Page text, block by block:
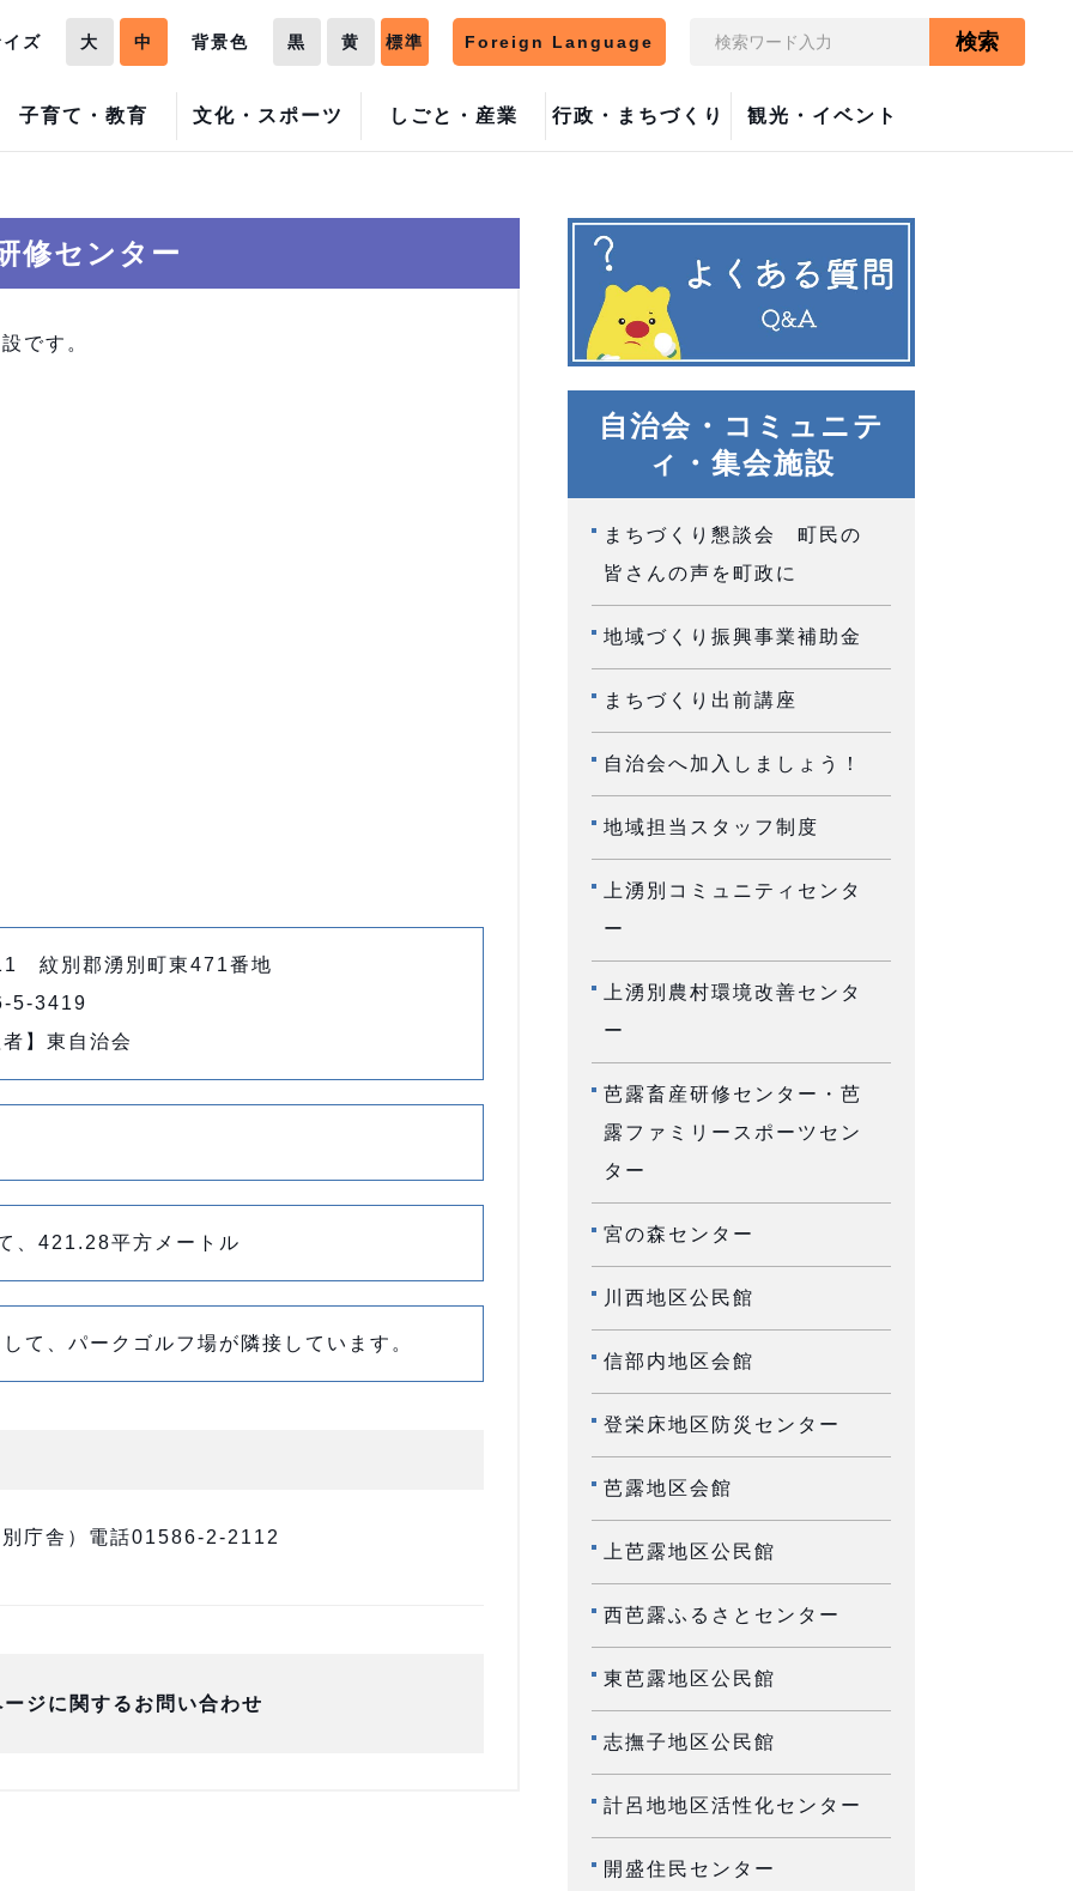
子育て・教育 文化・スポーツ しごと・産業 行政・まちづくり 観光・イベント
ズ 大 中 背景色 黒 黄 標準 Foreign Language 検索
修センター
です。
紋別郡湧別町東471番地
5-3419
】東自治会
、421.28平方メートル
て、パークゴルフ場が隣接しています。
庁舎）電話01586-2-2112
ジに関するお問い合わせ
自治会・コミュニテ
ィ・集会施設
まちづくり懇談会 町民の
皆さんの声を町政に
地域づくり振興事業補助金
まちづくり出前講座
自治会へ加入しましょう！
地域担当スタッフ制度
上湧別コミュニティセンタ
ー
上湧別農村環境改善センタ
ー
芭露畜産研修センター・芭
露ファミリースポーツセン
ター
宮の森センター
川西地区公民館
信部内地区会館
登栄床地区防災センター
芭露地区会館
上芭露地区公民館
西芭露ふるさとセンター
東芭露地区公民館
志撫子地区公民館
計呂地地区活性化センター
開盛住民センター